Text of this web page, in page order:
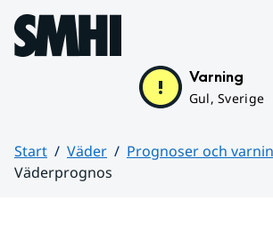
Hoppa till sidans innehåll
Varning
Gul, Sverige
Start Väder
Prognoser och
Väderprognos